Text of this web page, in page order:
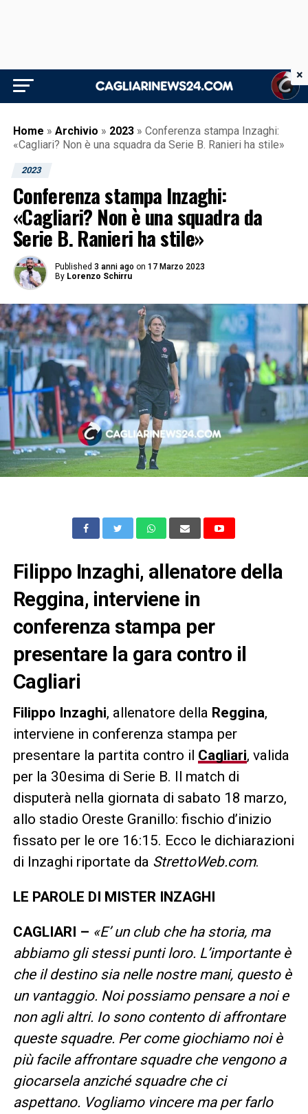
Home » Archivio » 2023 » Conferenza stampa Inzaghi:
«Cagliari? Non è una squadra da Serie B. Ranieri ha stile»
2023
Conferenza stampa Inzaghi:
«Cagliari? Non è una squadra da
Serie B. Ranieri ha stile»
Published 3 anni ago on 17 Marzo 2023
By Lorenzo Schirru
Filippo Inzaghi, allenatore della
Reggina, interviene in
conferenza stampa per
presentare la gara contro il
Cagliari
Filippo Inzaghi, allenatore della Reggina,
interviene in conferenza stampa per
presentare la partita contro il Cagliari, valida
per la 30esima di Serie B. Il match di
disputerà nella giornata di sabato 18 marzo,
allo stadio Oreste Granillo: fischio d’inizio
fissato per le ore 16:15. Ecco le dichiarazioni
di Inzaghi riportate da StrettoWeb.com.
LE PAROLE DI MISTER INZAGHI
CAGLIARI – «E’ un club che ha storia, ma
abbiamo gli stessi punti loro. L’importante è
che il destino sia nelle nostre mani, questo è
un vantaggio. Noi possiamo pensare a noi e
non agli altri. Io sono contento di affrontare
queste squadre. Per come giochiamo noi è
più facile affrontare squadre che vengono a
giocarsela anziché squadre che ci
aspettano. Vogliamo vincere ma per farlo
×